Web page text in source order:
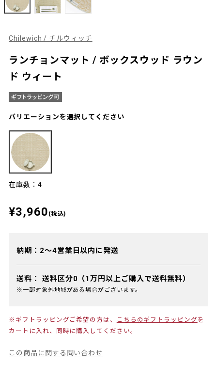
Chilewich / チルウィッチ
ランチョンマット / ボックスウッド ラウン
ド ウィート
バリエーションを選択してください
在庫数：4
¥3,960 (税込)
納期：2～4営業日以内に発送
送料： 送料区分0（1万円以上ご購入で送料無料）
※一部対象外地域がある場合がございます。
※ギフトラッピングご希望の方は、 こちらのギフトラッピング を
カートに入れ、同時に購入してください。
この商品に関する問い合わせ